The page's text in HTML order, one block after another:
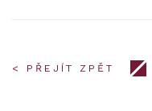
< PŘEJÍT ZPĚT